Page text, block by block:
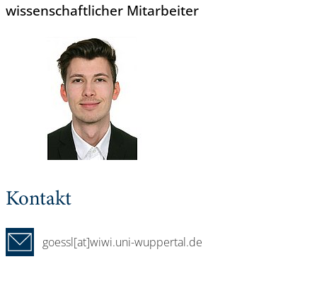
wissenschaftlicher Mitarbeiter
Kontakt
goessl[at]wiwi.uni-wuppertal.de